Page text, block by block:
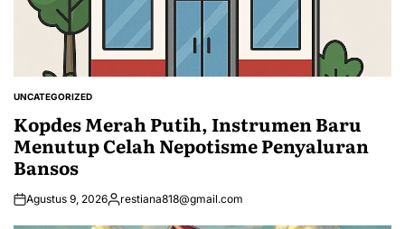
POSTED
UNCATEGORIZED
Kopdes Merah Putih, Instrumen Baru
Menutup Celah Nepotisme Penyaluran
Bansos
Agustus 9, 2026Posted
restiana818@gmail.com